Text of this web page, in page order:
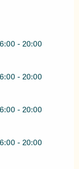
- 20:00
- 20:00
- 20:00
- 20:00